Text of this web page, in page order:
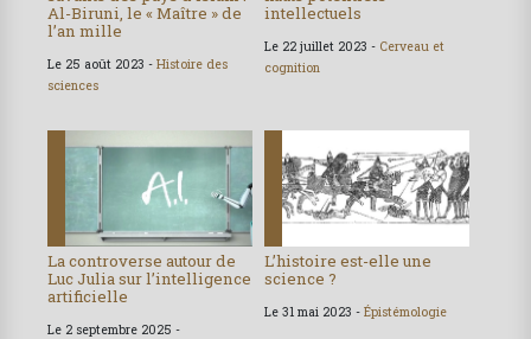
Al-Biruni, le « Maître » de
l’an mille
Le 25 août 2023 - Histoire des
sciences
intellectuels
Le 22 juillet 2023 - Cerveau et
cognition
La controverse autour de
Luc Julia sur l’intelligence
artificielle
Le 2 septembre 2025 -
L’histoire est-elle une
science ?
Le 31 mai 2023 - Épistémologie